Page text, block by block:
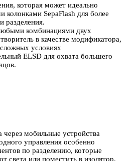
которая может идеально
колонками SepaFlash для более
разделения.
комбинациями двух
в качестве модификатора,
условиях
ELSD для охвата большего
через мобильные устройства
управления особенно
по разделению, которые
света или поместить в изолятор.